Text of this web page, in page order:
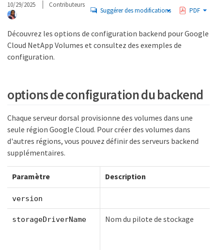
10/29/2025 Contributeurs
Suggérer des modifications PDF
Découvrez les options de configuration backend pour Google
Cloud NetApp Volumes et consultez des exemples de
configuration.
options de configuration du backend
Chaque serveur dorsal provisionne des volumes dans une
seule région Google Cloud. Pour créer des volumes dans
d'autres régions, vous pouvez définir des serveurs backend
supplémentaires.
Paramètre Description
version
storageDriverName Nom du pilote de stockage